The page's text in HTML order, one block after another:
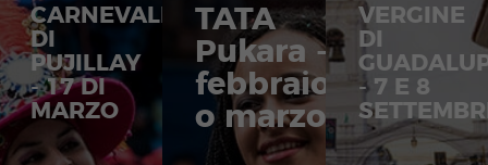
CARNEVALE
DI
PUJILLAY
- 17 DI
MARZO
TATA
Pukara -
febbraio
o marzo
VERGINE
DI
- 7 E 8